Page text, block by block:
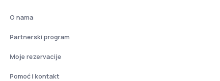
O nama
Partnerski program
Moje rezervacije
Pomoć i kontakt